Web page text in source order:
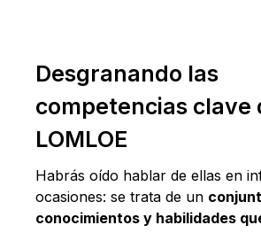
Desgranando las
competencias clave
LOMLOE
Habrás oído hablar de ellas en
ocasiones: se trata de un
conocimientos y habilidades